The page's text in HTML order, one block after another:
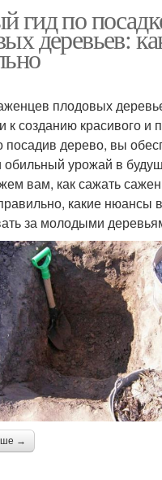
гид по
деревьев:
плодовых
к созданию красивого и
посадив дерево, вы
обильный урожай в
вам, как сажать
какие нюансы
за молодыми
→